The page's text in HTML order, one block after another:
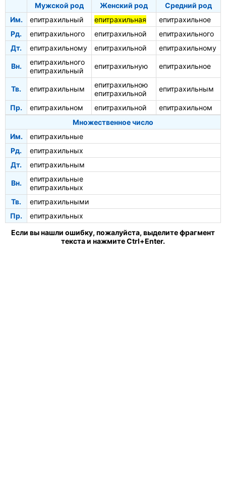
Мужской род
Женский род
Средний род
Им.
епитрахильный епитрахильная
епитрахильное
Рд.
епитрахильного епитрахильной
епитрахильного
Дт.
епитрахильному епитрахильной епитрахильному
Вн.
епитрахильного
епитрахильный
епитрахильную епитрахильное
Тв. епитрахильным
епитрахильною
епитрахильной
епитрахильным
Пр. епитрахильном епитрахильной
епитрахильном
Множественное число
Им.
епитрахильные
Рд.
епитрахильных
Дт.
епитрахильным
Вн.
епитрахильные
епитрахильных
Тв.
епитрахильными
Пр.
епитрахильных
Если вы нашли ошибку, пожалуйста, выделите фрагмент
текста и нажмите Ctrl+Enter.